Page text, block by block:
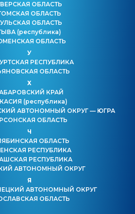
ОБЛАСТЬ
ОБЛАСТЬ
ОБЛАСТЬ
(республика)
ОБЛАСТЬ
У
РЕСПУБЛИКА
ОБЛАСТЬ
Х
КРАЙ
(республика)
АВТОНОМНЫЙ ОКРУГ — ЮГРА
ОБЛАСТЬ
Ч
ОБЛАСТЬ
РЕСПУБЛИКА
РЕСПУБЛИКА
АВТОНОМНЫЙ ОКРУГ
Я
АВТОНОМНЫЙ ОКРУГ
ОБЛАСТЬ